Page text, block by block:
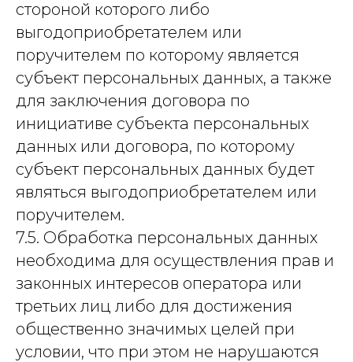
стороной которого либо
выгодоприобретателем или
поручителем по которому является
субъект персональных данных, а также
для заключения договора по
инициативе субъекта персональных
данных или договора, по которому
субъект персональных данных будет
являться выгодоприобретателем или
поручителем.
7.5. Обработка персональных данных
необходима для осуществления прав и
законных интересов оператора или
третьих лиц либо для достижения
общественно значимых целей при
условии, что при этом не нарушаются